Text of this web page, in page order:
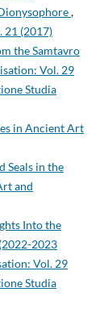
,
21 (2017)
the Samtavro
Vol. 29
Studia
in Ancient Art
Seals in the
and
Into the
2023
Vol. 29
Studia